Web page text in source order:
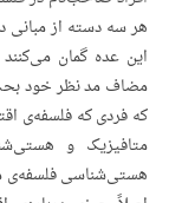
هر سه دسته از
این عده گمان
مضاف مد نظر خود
که فردی که فلسفه‌ی
متافیزیک و
هستی‌شناسی فلسفه‌ی